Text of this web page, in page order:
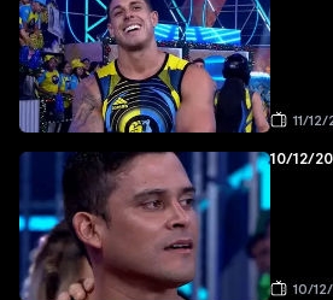
11/12/
10/12/
10/